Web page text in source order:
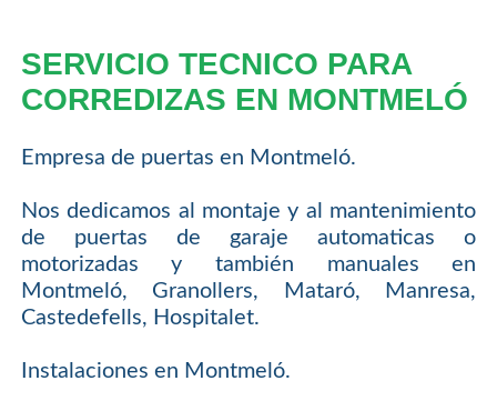
SERVICIO TECNICO PARA
CORREDIZAS EN MONTMELÓ
Empresa de puertas en Montmeló.
Nos dedicamos al montaje y al mantenimiento
de puertas de garaje automaticas o
motorizadas y también manuales en
Montmeló, Granollers, Mataró, Manresa,
Castedefells, Hospitalet.
Instalaciones en Montmeló.